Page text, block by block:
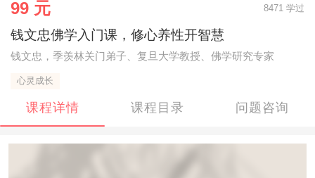
99 元 8471 学过
钱文忠佛学入门课，修心养性开智慧
钱文忠，季羡林关门弟子、复旦大学教授、佛学研究专家
心灵成长
课程详情 课程目录 问题咨询